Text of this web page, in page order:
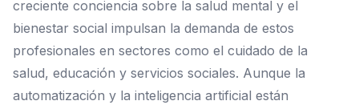
creciente conciencia sobre la salud mental y el
bienestar social impulsan la demanda de estos
profesionales en sectores como el cuidado de la
salud, educación y servicios sociales. Aunque la
automatización y la inteligencia artificial están